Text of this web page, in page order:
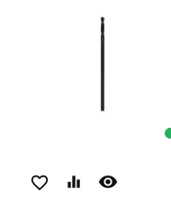
favorite_border equalizer remove_red_eye